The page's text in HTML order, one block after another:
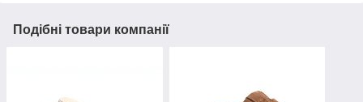
Подібні товари компанії